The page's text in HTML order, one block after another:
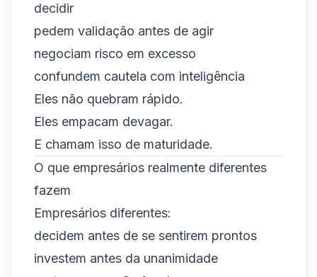
decidir
pedem validação antes de agir
negociam risco em excesso
confundem cautela com inteligência
Eles não quebram rápido.
Eles empacam devagar.
E chamam isso de maturidade.
O que empresários realmente diferentes
fazem
Empresários diferentes:
decidem antes de se sentirem prontos
investem antes da unanimidade